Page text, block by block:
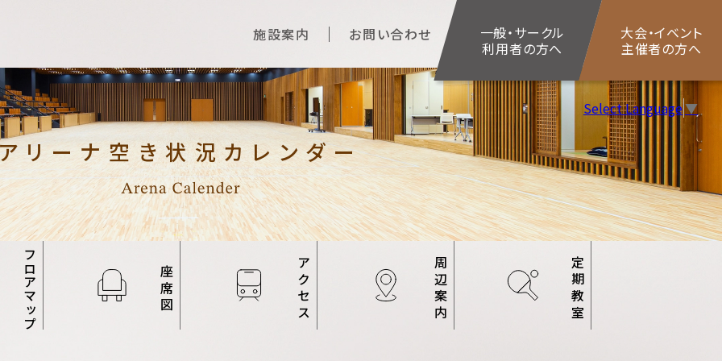
施設案内 お問い合わせ
一般・サークル
利用者の方へ
大会・イベント
主催者の方へ
Select Language▼
リーナ空き状況カレンダー
フロアマップ 座席図 アクセス 周辺案内 定期教室